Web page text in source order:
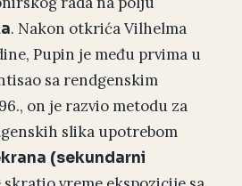
. Nakon otkrića Vilhelma
Pupin je među prvima u
sa rendgenskim
on je razvio metodu za
slika upotrebom
(sekundarni